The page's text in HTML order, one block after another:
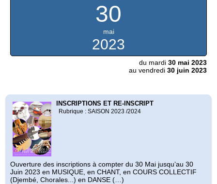
30
mai
2023
du mardi 30 mai 2023
au vendredi 30 juin 2023
INSCRIPTIONS ET RE-INSCRIPT
Rubrique : SAISON 2023 /2024
Ouverture des inscriptions à compter du 30 Mai jusqu’au 30
Juin 2023 en MUSIQUE, en CHANT, en COURS COLLECTIF
(Djembé, Chorales...) en DANSE (…)